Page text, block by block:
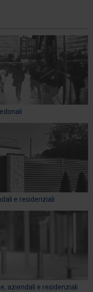
e residenziali
aziendali e residenziali